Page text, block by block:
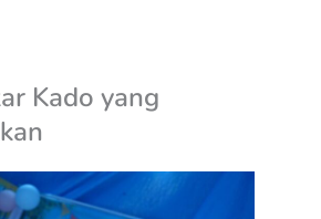
Kado yang